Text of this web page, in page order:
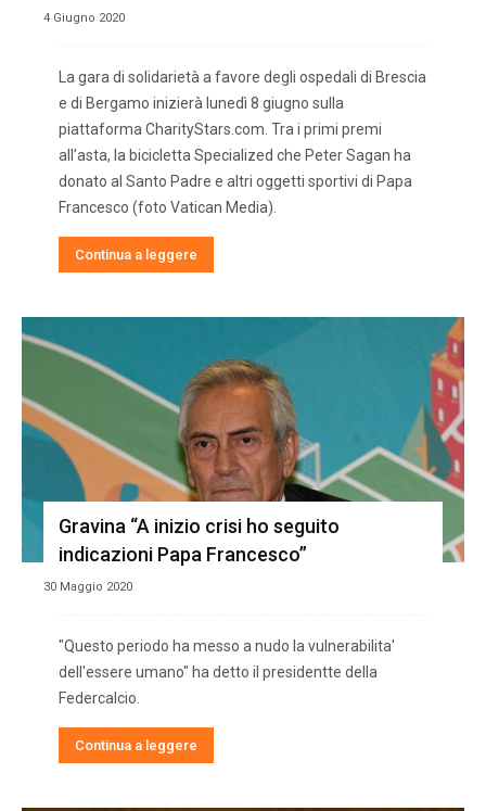
4 Giugno 2020
La gara di solidarietà a favore degli ospedali di Brescia
e di Bergamo inizierà lunedì 8 giugno sulla
piattaforma CharityStars.com. Tra i primi premi
all’asta, la bicicletta Specialized che Peter Sagan ha
donato al Santo Padre e altri oggetti sportivi di Papa
Francesco (foto Vatican Media).
Continua a leggere
Gravina “A inizio crisi ho seguito
indicazioni Papa Francesco”
30 Maggio 2020
"Questo periodo ha messo a nudo la vulnerabilita'
dell'essere umano" ha detto il presidentte della
Federcalcio.
Continua a leggere